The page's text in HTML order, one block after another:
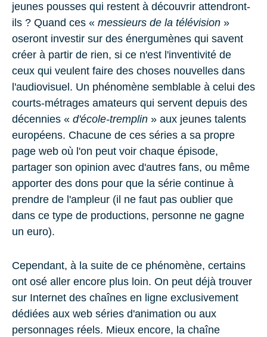
jeunes pousses qui restent à découvrir attendront-
ils ? Quand ces « messieurs de la télévision »
oseront investir sur des énergumènes qui savent
créer à partir de rien, si ce n'est l'inventivité de
ceux qui veulent faire des choses nouvelles dans
l'audiovisuel. Un phénomène semblable à celui des
courts-métrages amateurs qui servent depuis des
décennies « d'école-tremplin » aux jeunes talents
européens. Chacune de ces séries a sa propre
page web où l'on peut voir chaque épisode,
partager son opinion avec d'autres fans, ou même
apporter des dons pour que la série continue à
prendre de l'ampleur (il ne faut pas oublier que
dans ce type de productions, personne ne gagne
un euro).
Cependant, à la suite de ce phénomène, certains
ont osé aller encore plus loin. On peut déjà trouver
sur Internet des chaînes en ligne exclusivement
dédiées aux web séries d'animation ou aux
personnages réels. Mieux encore, la chaîne